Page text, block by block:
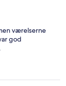
værelserne
god